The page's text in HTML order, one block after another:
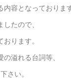
内容となっておりま
たので、
ります。
溢れる台詞等、
さい。